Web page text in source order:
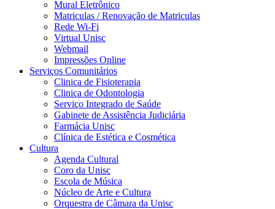
Mural Eletrônico
Matriculas / Renovação de Matriculas
Rede Wi-Fi
Virtual Unisc
Webmail
Impressões Online
Serviços Comunitários
Clinica de Fisioterapia
Clinica de Odontologia
Serviço Integrado de Saúde
Gabinete de Assistência Judiciária
Farmácia Unisc
Clínica de Estética e Cosmética
Cultura
Agenda Cultural
Coro da Unisc
Escola de Música
Núcleo de Arte e Cultura
Orquestra de Câmara da Unisc